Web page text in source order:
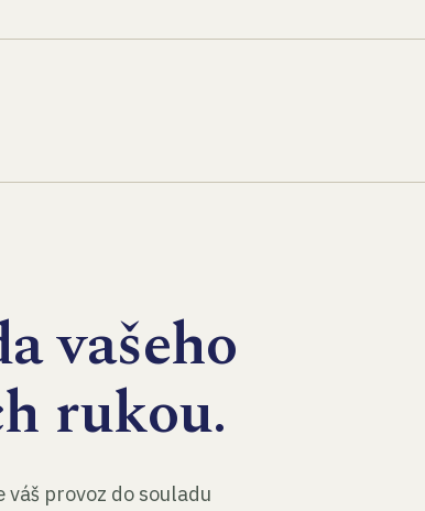
vašeho
rukou.
provoz do souladu